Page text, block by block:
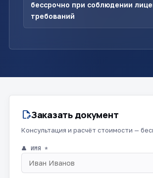
бессрочно при соблюдении
требований
edit_documentЗаказать документ
Консультация и расчёт стоимости —
👤 ИМЯ *